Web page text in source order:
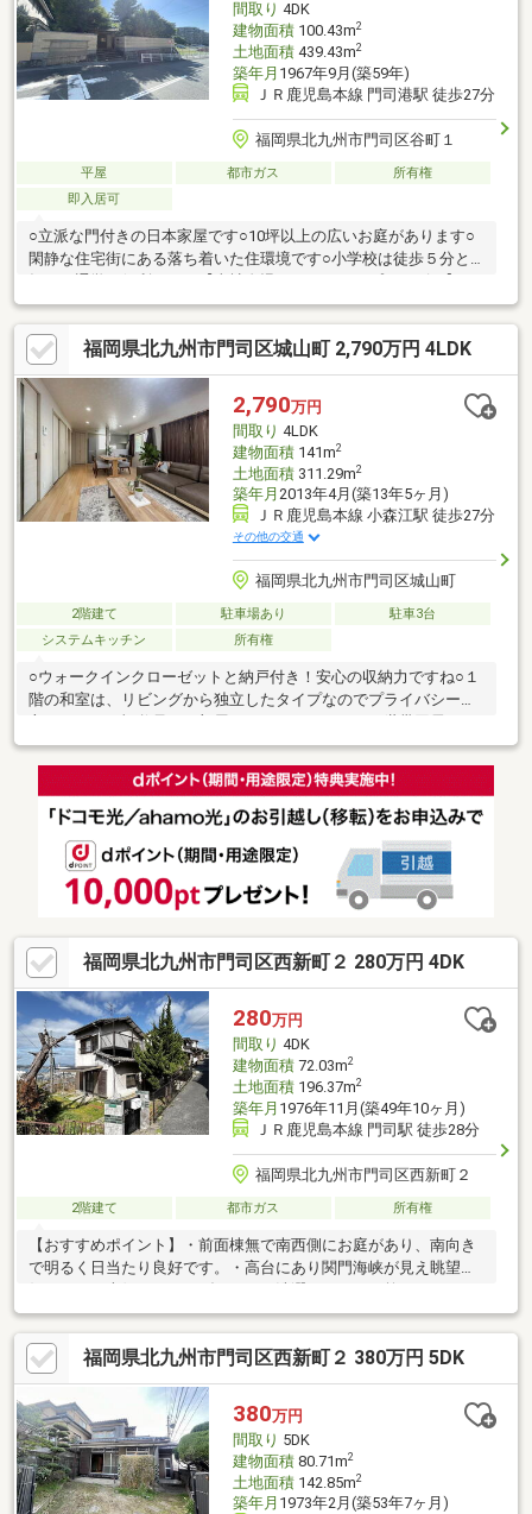
間取り 4DK
建物面積100.43m2
土地面積439.43m2
築年月 1967年9月(築59年)
ＪＲ鹿児島本線 門司港駅 徒歩27分
福岡県北九州市門司区谷町１
平屋 都市ガス
所有権
即入居可
○立派な門付きの日本家屋です○10坪以上の広いお庭があります○
閑静な住宅街にある落ち着いた住環境です○小学校は徒歩５分と
毎日の通学に便利ですね【当社自慢のワンストップサービス】・
当社在籍スタッフはリフォーム、ローンに関するエキスパー
ト！・物件購入+リフォーム費用もまとめてお見積り♪・住み替え
先を探しながら、ご自宅の売却が並行して行えます！・もちろん
査定も無料です♪【ライフスタイルに合わせた物件探し】・土日
祝/18時以降/1件～複数件のご内覧も大歓迎・ご自宅等への送迎も
可能です！・当社未掲載物件もご案内できます♪
福岡県北九州市門司区城山町 2,790万円 4LDK
2,790万円
間取り 4LDK
建物面積141m2
土地面積311.29m2
築年月 2013年4月(築13年5ヶ月)
ＪＲ鹿児島本線 小森江駅 徒歩27分
その他の交通
福岡県北九州市門司区城山町
2階建て 駐車場あり
駐車3台
システムキッチン
所有権
○ウォークインクローゼットと納戸付き！安心の収納力ですね○１
階の和室は、リビングから独立したタイプなのでプライバシーが
最適ですね○山々を望める自然豊かな景観です☆四季折々の風情
を感じられる立地です【当社自慢のワンストップサービス】・当
社在籍スタッフはリフォーム、ローンに関するエキスパート！・
物件購入+リフォーム費用もまとめてお見積り♪・住み替え先を探
無料です♪【ライフスタイルに合わせた物件探し】・土日祝/18時
以降/1件～複数件のご内覧も大歓迎
福岡県北九州市門司区西新町２ 280万円 4DK
280万円
間取り 4DK
建物面積72.03m2
土地面積196.37m2
築年月 1976年11月(築49年10ヶ月)
ＪＲ鹿児島本線 門司駅 徒歩28分
福岡県北九州市門司区西新町２
2階建て 都市ガス 所有権
【おすすめポイント】・前面棟無で南西側にお庭があり、南向き
で明るく日当たり良好です。・高台にあり関門海峡が見え眺望良
好です。・南側にベランダがありお洗濯ものがよく乾きます。・
手向山公園まで400ｍ（徒歩5分）お散歩や散策、四季折々景色を
楽しめます。・車通りの少ない閑静な住宅街、国道3号まで200ｍ
（車1分）車通勤に便利です。【周辺施設】・ローソン門司東新町
店まで500ｍ（徒歩7分）・マルショク西門司店まで900ｍ（徒歩
12分）・スーパーセンタートライアル門司店まで850ｍ（徒歩11
分）・サンキュードラッグ杜の木薬局まで1200ｍ（徒歩15分）
福岡県北九州市門司区西新町２ 380万円 5DK
380万円
間取り 5DK
建物面積80.71m2
土地面積142.85m2
築年月 1973年2月(築53年7ヶ月)